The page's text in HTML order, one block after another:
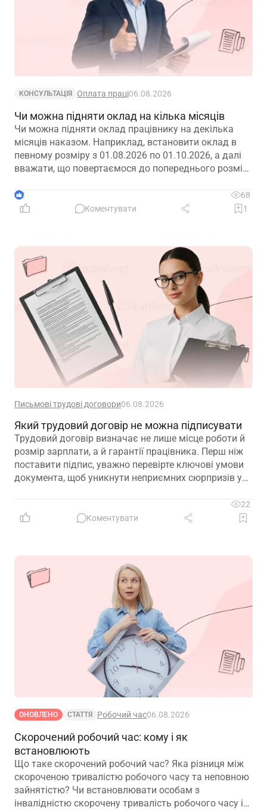
КОНСУЛЬТАЦІЯ Оплата праці06.08.2026
Чи можна підняти оклад на кілька місяців
Чи можна підняти оклад працівнику на декілька
місяців наказом. Наприклад, встановити оклад в
певному розміру з 01.08.2026 по 01.10.2026, а далі
вважати, що повертаємося до попереднього розміру
2
68
Коментувати
1
Письмові трудові договори06.08.2026
Який трудовий договір не можна підписувати
Трудовий договір визначає не лише місце роботи й
розмір зарплати, а й гарантії працівника. Перш ніж
поставити підпис, уважно перевірте ключові умови
документа, щоб уникнути неприємних сюрпризів у
22
Коментувати
ОНОВЛЕНО СТАТТЯ Робочий час06.08.2026
Скорочений робочий час: кому і як
встановлюють
Що таке скорочений робочий час? Яка різниця між
скороченою тривалістю робочого часу та неповною
зайнятістю? Чи встановлювати особам з
інвалідністю скорочену тривалість робочого часу і